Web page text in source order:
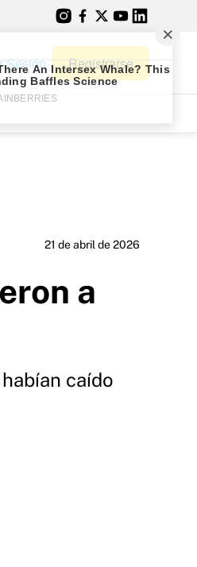
Sesión Registrarse
21 de abril de 2026
a
caído